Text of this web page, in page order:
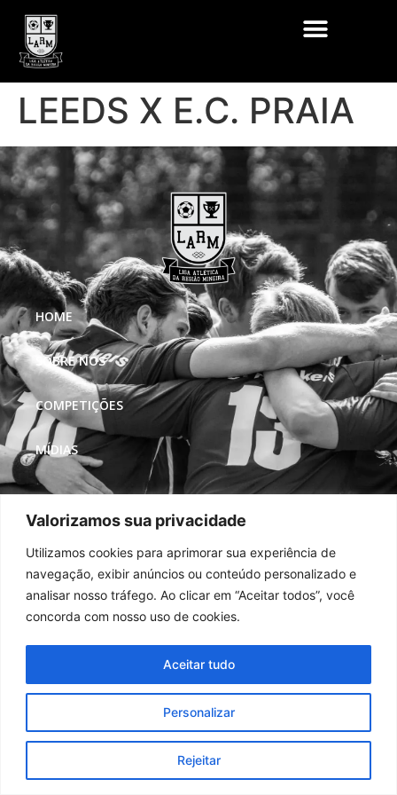
Valorizamos sua privacidade
Utilizamos cookies para aprimorar sua experiência de
navegação, exibir anúncios ou conteúdo personalizado e
analisar nosso tráfego. Ao clicar em “Aceitar todos”, você
concorda com nosso uso de cookies.
Personalizar
Rejeitar
Aceitar tudo
LEEDS X E.C. PRAIA
HOME
SOBRE NÓS
COMPETIÇÕES
MÍDIAS